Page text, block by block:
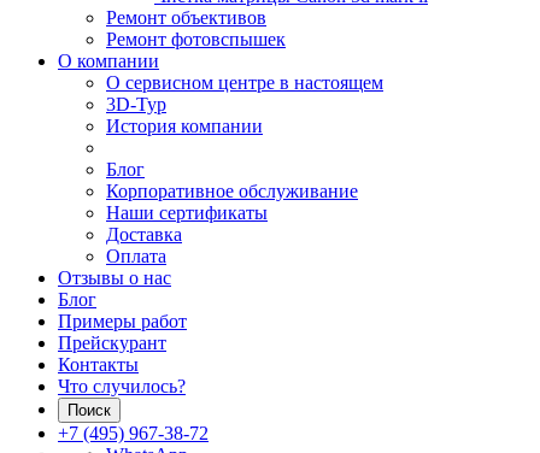
Ремонт объективов
Ремонт фотовспышек
О компании
О сервисном центре в настоящем
3D-Тур
История компании
Блог
Корпоративное обслуживание
Наши сертификаты
Доставка
Оплата
Отзывы о нас
Блог
Примеры работ
Прейскурант
Контакты
Что случилось?
Поиск
+7 (495) 967-38-72